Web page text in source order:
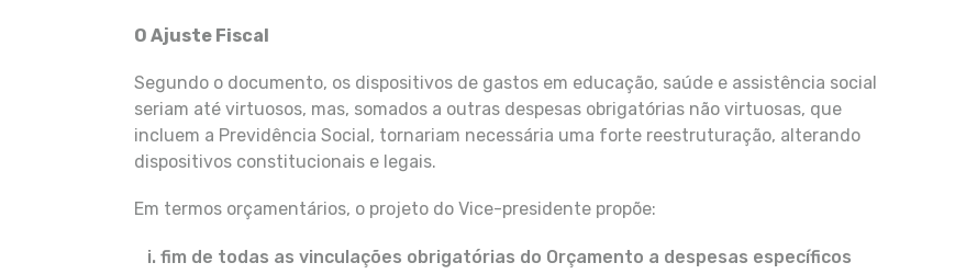
O Ajuste Fiscal
Segundo o documento, os dispositivos de gastos em educação, saúde e assistência social
seriam até virtuosos, mas, somados a outras despesas obrigatórias não virtuosas, que
incluem a Previdência Social, tornariam necessária uma forte reestruturação, alterando
dispositivos constitucionais e legais.
Em termos orçamentários, o projeto do Vice-presidente propõe:
fim de todas as vinculações obrigatórias do Orçamento a despesas específicos